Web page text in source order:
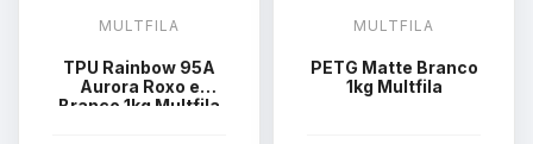
MULTFILA
TPU Rainbow 95A
Aurora Roxo e
Branco 1kg Multfila
MULTFILA
PETG Matte Branco
1kg Multfila